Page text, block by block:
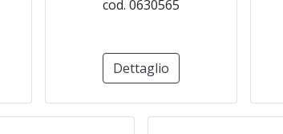
cod. 0630565
Dettaglio